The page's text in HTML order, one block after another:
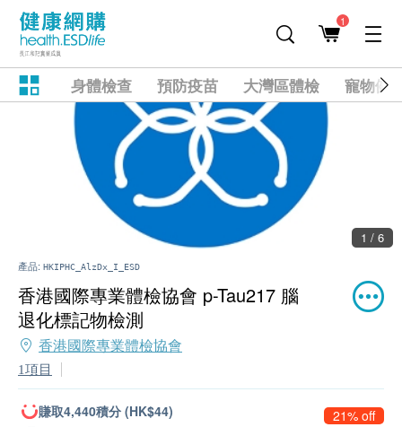
1
身體檢查 預防疫苗 大灣區體檢 寵物健
1 / 6
產品: HKIPHC_AlzDx_I_ESD
香港國際專業體檢協會 p-Tau217 腦
退化標記物檢測
香港國際專業體檢協會
1項目
賺取4,440積分 (HK$44) 21% off